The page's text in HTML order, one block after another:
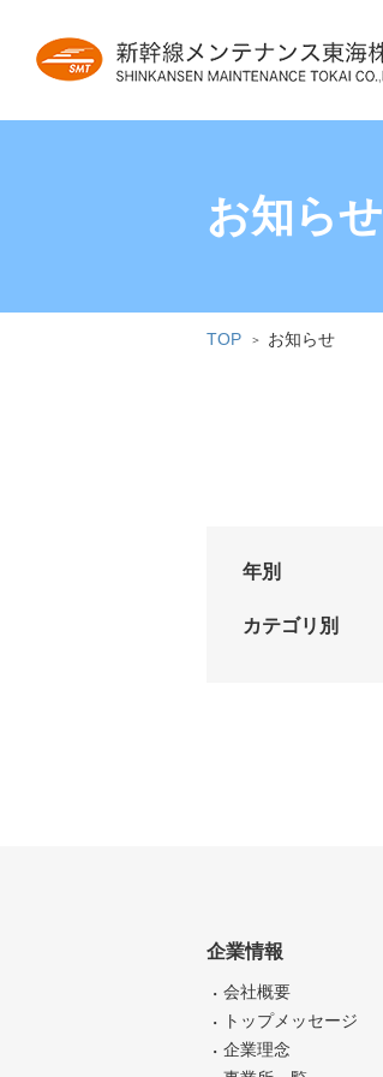
お知らせ
TOP お知らせ
年別
カテゴリ別
企業情報
会社概要
トップメッセージ
企業理念